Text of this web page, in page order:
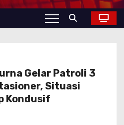
Gelar Patroli 3
Situasi
Kondusif